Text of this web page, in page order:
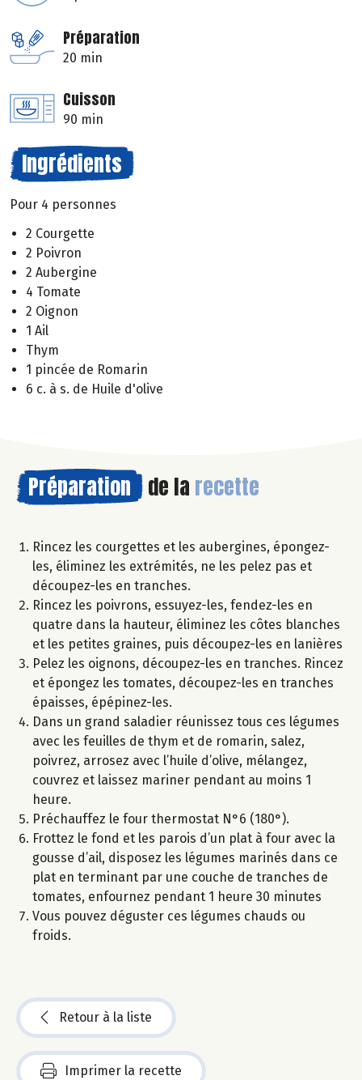
Préparation
20 min
Cuisson
90 min
Ingrédients
Pour 4 personnes
2 Courgette
2 Poivron
2 Aubergine
4 Tomate
2 Oignon
1 Ail
Thym
1 pincée de Romarin
6 c. à s. de Huile d'olive
Préparation de la recette
Rincez les courgettes et les aubergines, épongez-
les, éliminez les extrémités, ne les pelez pas et
découpez-les en tranches.
Rincez les poivrons, essuyez-les, fendez-les en
quatre dans la hauteur, éliminez les côtes blanches
et les petites graines, puis découpez-les en lanières
Pelez les oignons, découpez-les en tranches. Rincez
et épongez les tomates, découpez-les en tranches
épaisses, épépinez-les.
Dans un grand saladier réunissez tous ces légumes
avec les feuilles de thym et de romarin, salez,
poivrez, arrosez avec l’huile d’olive, mélangez,
couvrez et laissez mariner pendant au moins 1
heure.
Préchauffez le four thermostat N°6 (180°).
Frottez le fond et les parois d’un plat à four avec la
gousse d’ail, disposez les légumes marinés dans ce
plat en terminant par une couche de tranches de
tomates, enfournez pendant 1 heure 30 minutes
Vous pouvez déguster ces légumes chauds ou
froids.
Retour à la liste
Imprimer la recette